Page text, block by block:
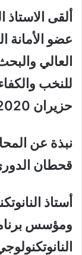
ألقى
عضو الأمانة
العالي
حزيران 2020 .
نبذة عن
قحطان
أستاذ
ومؤسس